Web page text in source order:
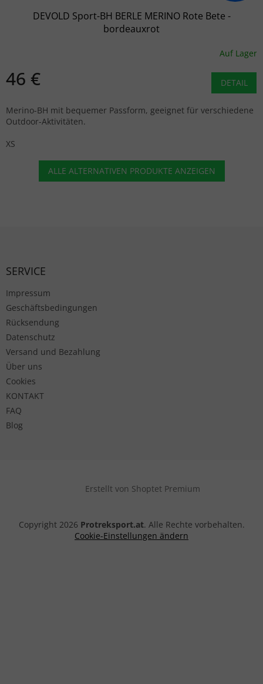
DEVOLD Sport-BH BERLE MERINO Rote Bete -
bordeauxrot
Auf Lager
46 € DETAIL
Merino-BH mit bequemer Passform, geeignet für verschiedene
Outdoor-Aktivitäten.
XS
ALLE ALTERNATIVEN PRODUKTE ANZEIGEN
SERVICE
Impressum
Geschäftsbedingungen
Rücksendung
Datenschutz
Versand und Bezahlung
Über uns
Cookies
KONTAKT
FAQ
Blog
Erstellt von Shoptet Premium
Copyright 2026 Protreksport.at. Alle Rechte vorbehalten.
Cookie-Einstellungen ändern